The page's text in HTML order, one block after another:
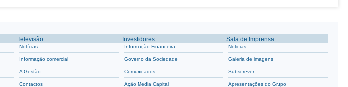
Televisão
Notícias
Informação comercial
A Gestão
Contactos
Investidores
Informação Financeira
Governo da Sociedade
Comunicados
Ação Media Capital
Sala de Imprensa
Noticias
Galeria de imagens
Subscrever
Apresentações do Grupo